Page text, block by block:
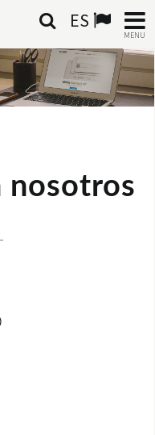
ES
MENU
nosotros